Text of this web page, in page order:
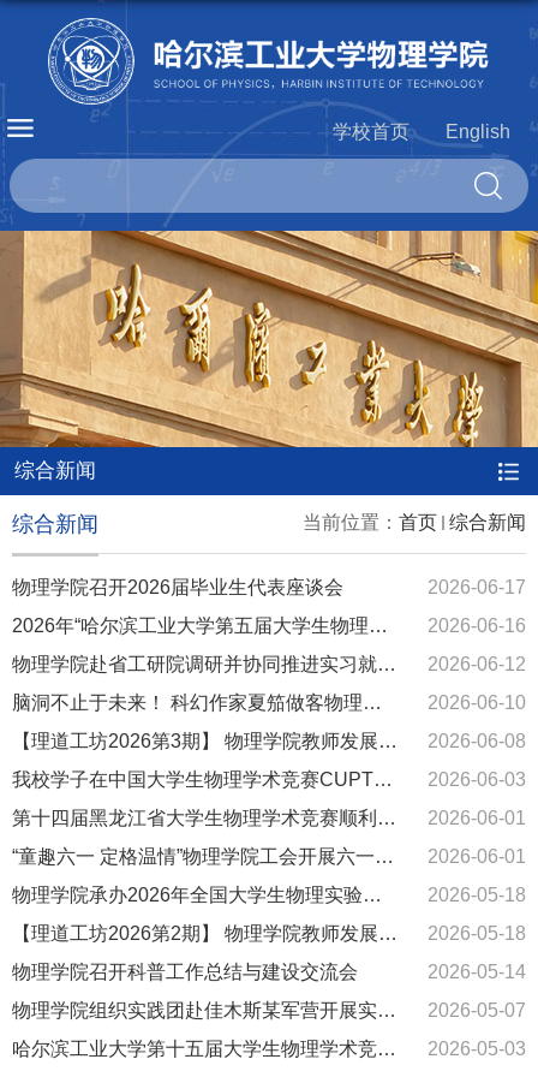
学校首页 English
综合新闻
当前位置： 首页 综合新闻
综合新闻
物理学院召开2026届毕业生代表座谈会
2026-06-17
2026年“哈尔滨工业大学第五届大学生物理实验竞赛(创新)”暨全国赛校内选拔赛圆满结束
2026-06-16
物理学院赴省工研院调研并协同推进实习就业基地建设
2026-06-12
脑洞不止于未来！ 科幻作家夏笳做客物理学院开讲科技人文写作专题讲座
2026-06-10
【理道工坊2026第3期】 物理学院教师发展分中心举办 "适应教育生态变革 建设未来物理课程"主题讲座
2026-06-08
我校学子在中国大学生物理学术竞赛CUPT（东北赛区）中获得特等奖
2026-06-03
第十四届黑龙江省大学生物理学术竞赛顺利举办
2026-06-01
“童趣六一 定格温情”物理学院工会开展六一教职工亲子摄影活动
2026-06-01
物理学院承办2026年全国大学生物理实验竞赛(创新)东北地区研讨会
2026-05-18
【理道工坊2026第2期】 物理学院教师发展分中心举办 "面向教育强国目标，推动大学物理实验教学改革"主题讲座
2026-05-18
物理学院召开科普工作总结与建设交流会
2026-05-14
物理学院组织实践团赴佳木斯某军营开展实践活动
2026-05-07
哈尔滨工业大学第十五届大学生物理学术竞赛顺利举办
2026-05-03